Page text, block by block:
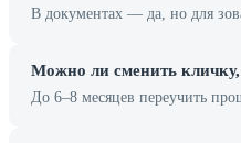
В документах — да, но для
Можно ли сменить
До 6–8 месяцев переучить